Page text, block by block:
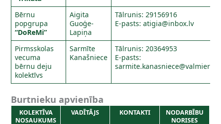
Bērnu
popgrupa
“DoReMi”
Aigita
Guoģe-
Lapiņa
Tālrunis: 29156916
E-pasts:atigia@inbox.lv
Pirmsskolas
vecuma
bērnu deju
kolektīvs
Sarmīte
Kanašniece
Tālrunis: 20364953
E-pasts:
Burtnieku apvienība
KOLEKTĪVA
NOSAUKUMS
VADĪTĀJS KONTAKTI
NODARBĪBU
NORISES